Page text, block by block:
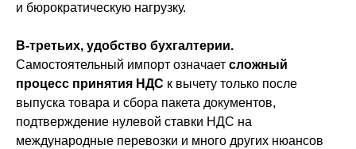
и бюрократическую нагрузку.
В-третьих, удобство бухгалтерии.
Самостоятельный импорт означает сложный
процесс принятия НДС к вычету только после
выпуска товара и сбора пакета документов,
подтверждение нулевой ставки НДС на
международные перевозки и много других нюансов